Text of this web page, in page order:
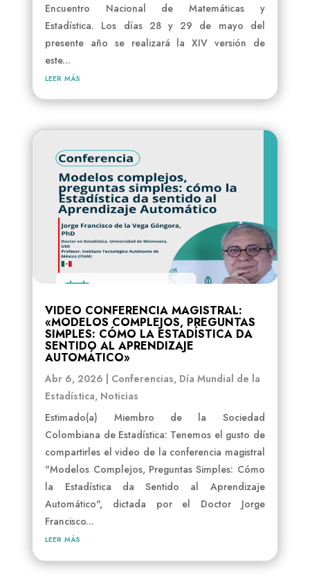
Encuentro Nacional de Matemáticas y
Estadística. Los días 28 y 29 de mayo del
presente año se realizará la XIV versión de
este...
leer más
VIDEO CONFERENCIA MAGISTRAL:
«MODELOS COMPLEJOS, PREGUNTAS
SIMPLES: CÓMO LA ESTADÍSTICA DA
SENTIDO AL APRENDIZAJE
AUTOMÁTICO»
Abr 6, 2026 Conferencias, Día Mundial de la
Estadística, Noticias
Estimado(a) Miembro de la Sociedad
Colombiana de Estadística: Tenemos el gusto de
compartirles el video de la conferencia magistral
"Modelos Complejos, Preguntas Simples: Cómo
la Estadística da Sentido al Aprendizaje
Automático", dictada por el Doctor Jorge
Francisco...
leer más